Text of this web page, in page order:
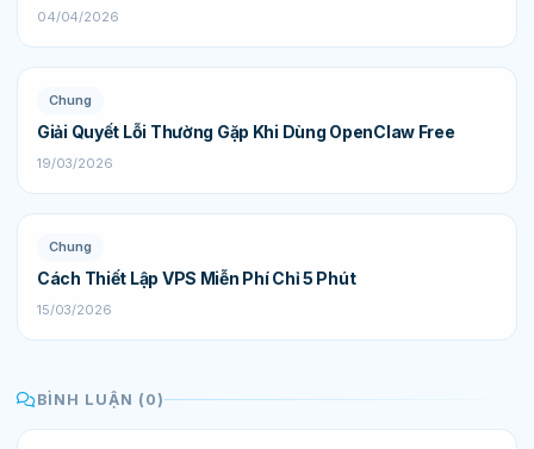
04/04/2026
Chung
Giải Quyết Lỗi Thường Gặp Khi Dùng OpenClaw Free
19/03/2026
Chung
Cách Thiết Lập VPS Miễn Phí Chỉ 5 Phút
15/03/2026
BÌNH LUẬN (0)